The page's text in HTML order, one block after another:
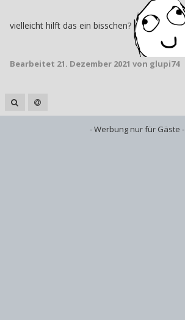
vielleicht hilft das ein bisschen?
Bearbeitet 21. Dezember 2021 von glupi74
- Werbung nur für Gäste -